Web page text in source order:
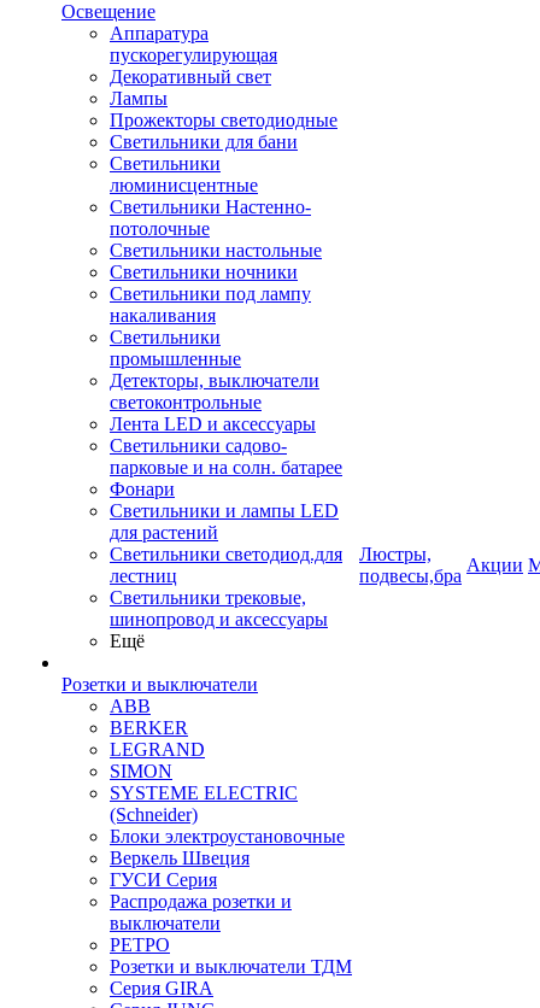
Освещение
Аппаратура
пускорегулирующая
Декоративный свет
Лампы
Прожекторы светодиодные
Светильники для бани
Светильники
люминисцентные
Светильники Настенно-
потолочные
Светильники настольные
Светильники ночники
Светильники под лампу
накаливания
Светильники
промышленные
Детекторы, выключатели
светоконтрольные
Лента LED и аксессуары
Светильники садово-
парковые и на солн. батарее
Фонари
Светильники и лампы LED
для растений
Светильники светодиод.для
лестниц
Светильники трековые,
шинопровод и аксессуары
Ещё
Розетки и выключатели
ABB
BERKER
LEGRAND
SIMON
SYSTEME ELECTRIC
(Schneider)
Блоки электроустановочные
Веркель Швеция
ГУСИ Серия
Распродажа розетки и
выключатели
РЕТРО
Розетки и выключатели ТДМ
Серия GIRA
Люстры,
подвесы,бра
Акции